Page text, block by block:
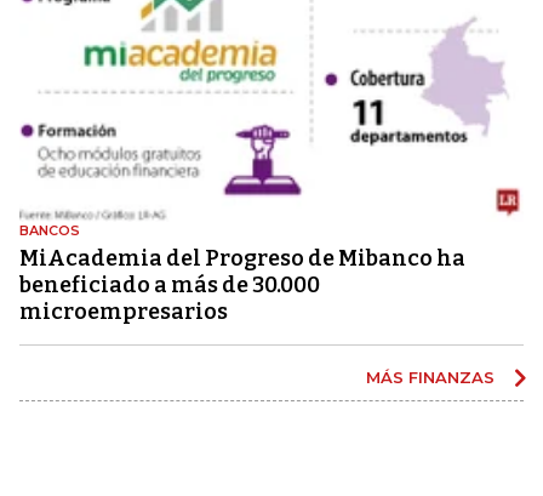
BANCOS
MiAcademia del Progreso de Mibanco ha
beneficiado a más de 30.000
microempresarios
MÁS FINANZAS